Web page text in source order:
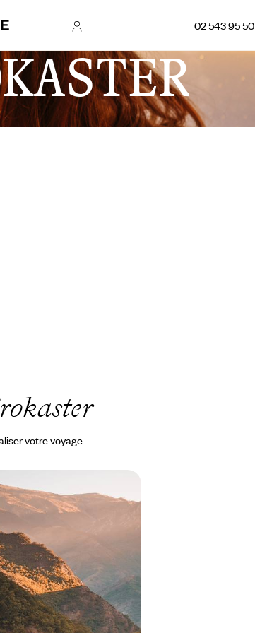
02 543 95 50
votre voyage
la mer et l’Histoire -
l'Albanie
vaux à travers tout le pays,
mer Ionienne, de Gjirokastër à
€